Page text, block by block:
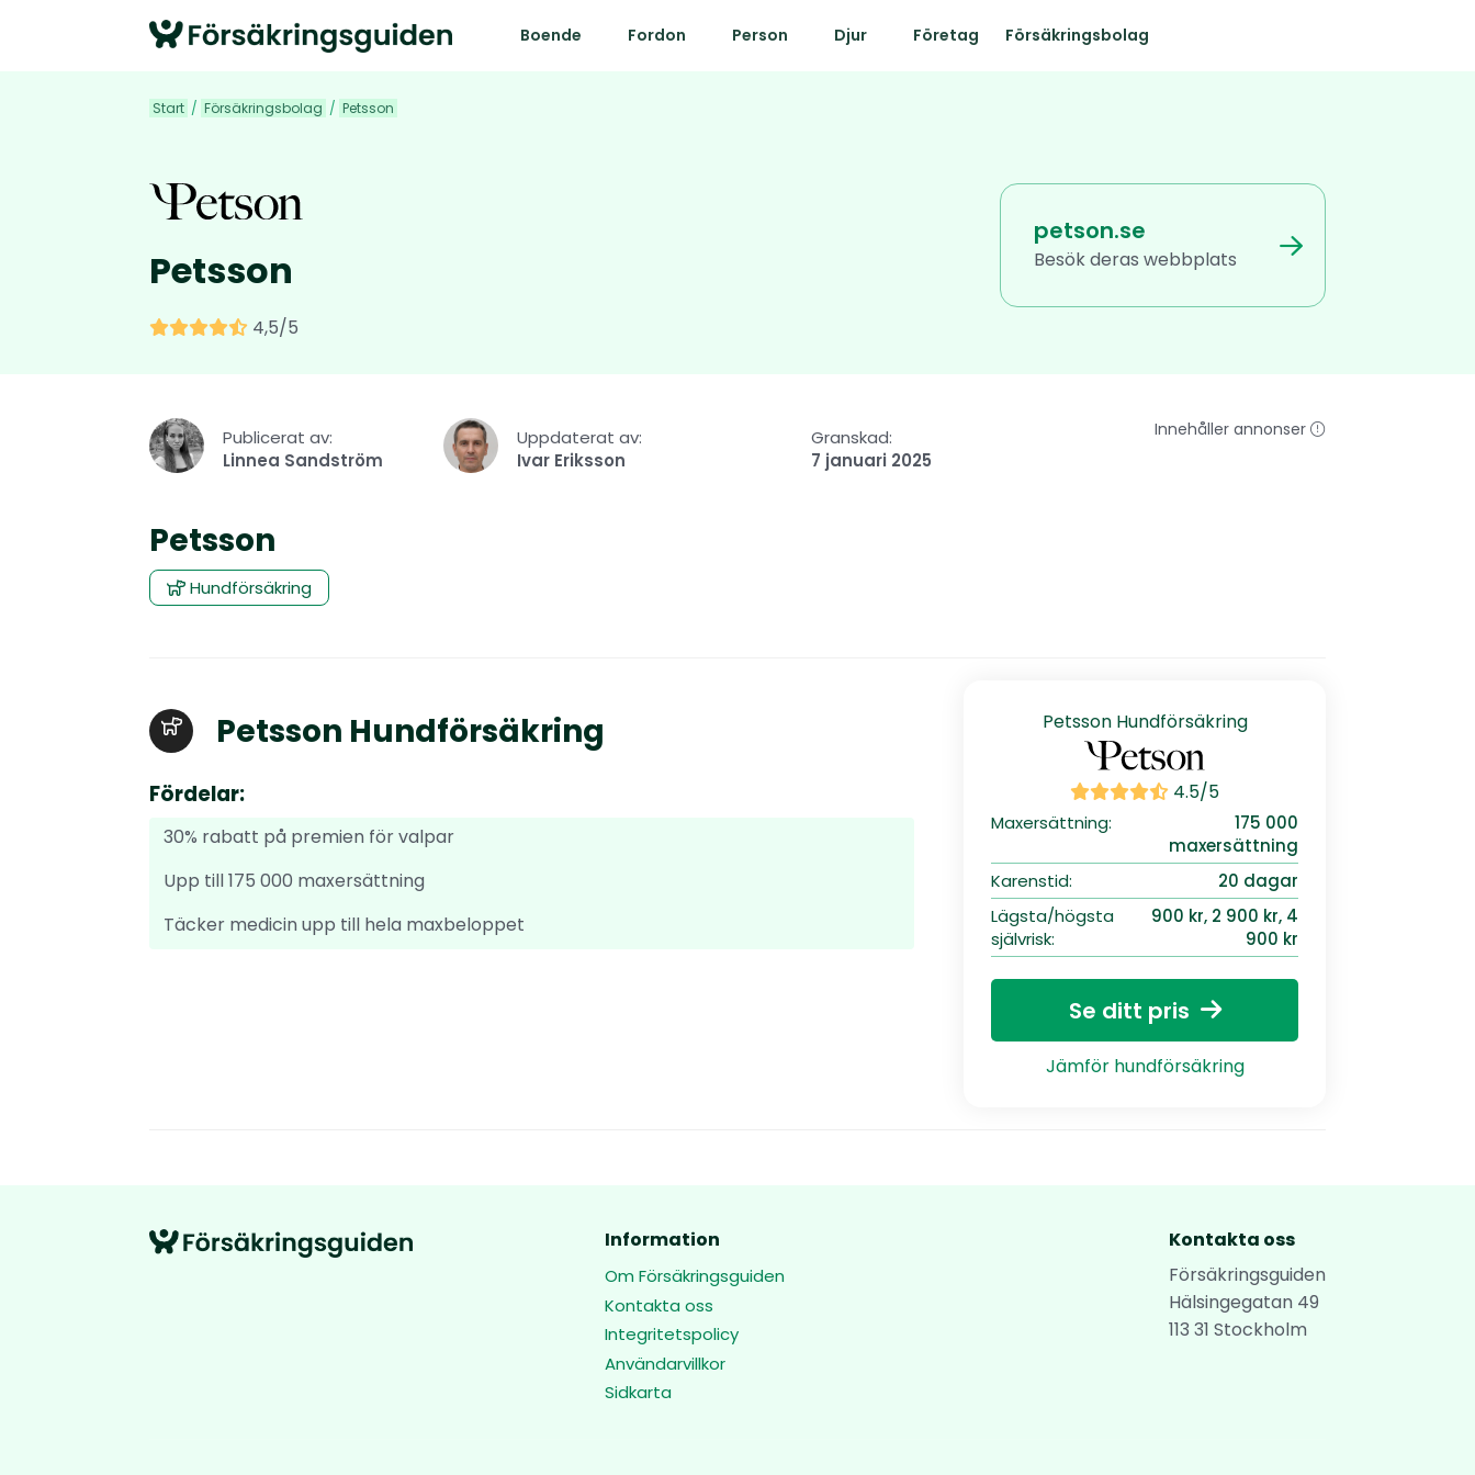
Boende Fordon Person Djur Företag Försäkringsbolag
Start / Försäkringsbolag / Petsson
Petsson
4,5/5
petson.se
Besök deras webbplats
Publicerat av:
Linnea Sandström
Uppdaterat av:
Ivar Eriksson
Granskad:
7 januari 2025
Innehåller annonser
Petsson
Hundförsäkring
Petsson Hundförsäkring
Fördelar:
30% rabatt på premien för valpar
Upp till 175 000 maxersättning
Täcker medicin upp till hela maxbeloppet
Petsson Hundförsäkring
4.5/5
Maxersättning:
175 000
maxersättning
Karenstid:
20 dagar
Lägsta/högsta
självrisk:
900 kr, 2 900 kr, 4
900 kr
Se ditt pris
Jämför hundförsäkring
Information
Om Försäkringsguiden
Kontakta oss
Integritetspolicy
Användarvillkor
Sidkarta
Kontakta oss
Försäkringsguiden
Hälsingegatan 49
113 31 Stockholm